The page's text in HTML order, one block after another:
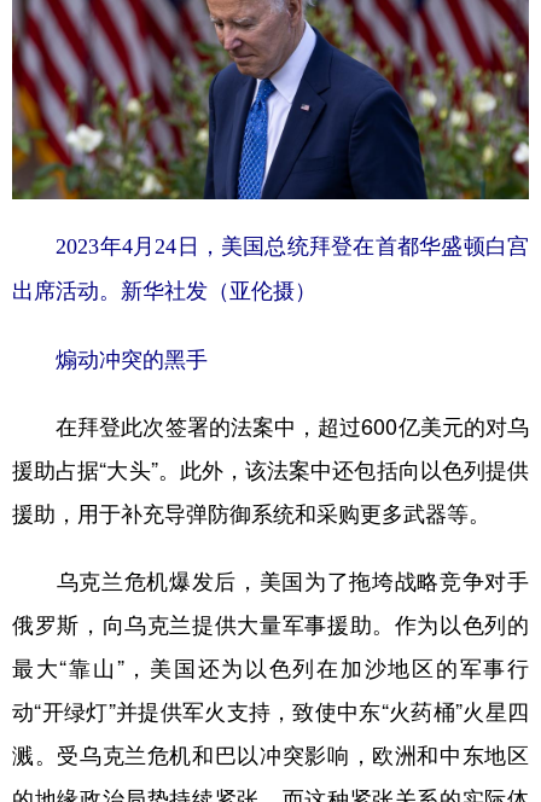
四川 贵州 云南 西藏
陕西 甘肃 青海 宁夏
新疆 内蒙古 黑龙江
English Español
2023年4月24日，美国总统拜登在首都华盛顿白宫
出席活动。新华社发（亚伦摄）
煽动冲突的黑手
在拜登此次签署的法案中，超过600亿美元的对乌
援助占据“大头”。此外，该法案中还包括向以色列提供
援助，用于补充导弹防御系统和采购更多武器等。
乌克兰危机爆发后，美国为了拖垮战略竞争对手
俄罗斯，向乌克兰提供大量军事援助。作为以色列的
最大“靠山”，美国还为以色列在加沙地区的军事行
动“开绿灯”并提供军火支持，致使中东“火药桶”火星四
溅。受乌克兰危机和巴以冲突影响，欧洲和中东地区